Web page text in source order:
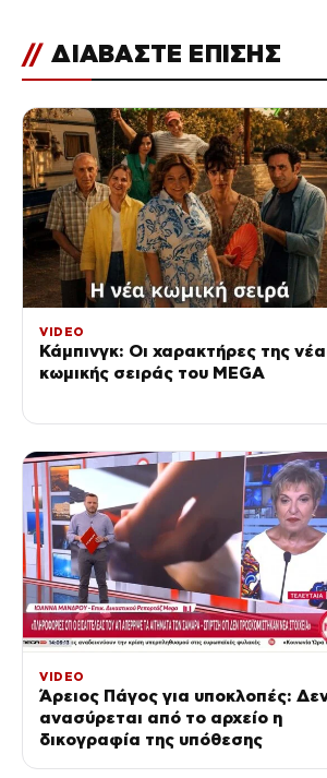
// ΔΙΑΒΑΣΤΕ ΕΠΙΣΗΣ
VIDEO
Κάμπινγκ: Οι χαρακτήρες της
κωμικής σειράς του MEGA
VIDEO
Άρειος Πάγος για υποκλοπές:
ανασύρεται από το αρχείο η
δικογραφία της υπόθεσης